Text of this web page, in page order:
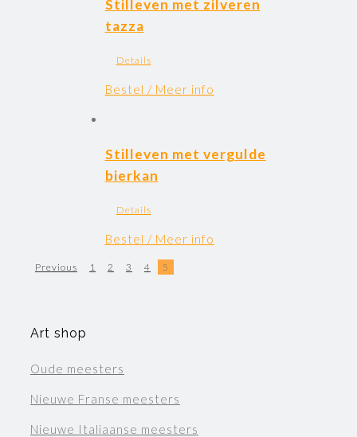
Stilleven met zilveren
tazza
Details
Bestel / Meer info
Stilleven met vergulde
bierkan
Details
Bestel / Meer info
Previous 1 2 3 4 5
Art shop
Oude meesters
Nieuwe Franse meesters
Nieuwe Italiaanse meesters